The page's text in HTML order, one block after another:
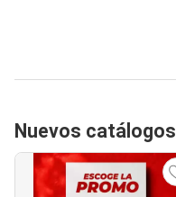
Nuevos catálogos